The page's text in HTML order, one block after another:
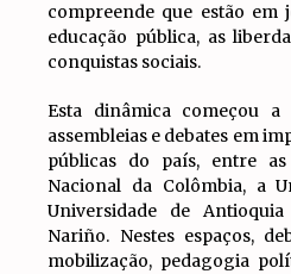
compreende que estão em
educação pública, as
conquistas sociais.
Esta dinâmica começou a
assembleias e debates em
públicas do país, entre
Nacional da Colômbia, a
Universidade de
Nariño. Nestes espaços,
mobilização, pedagogia